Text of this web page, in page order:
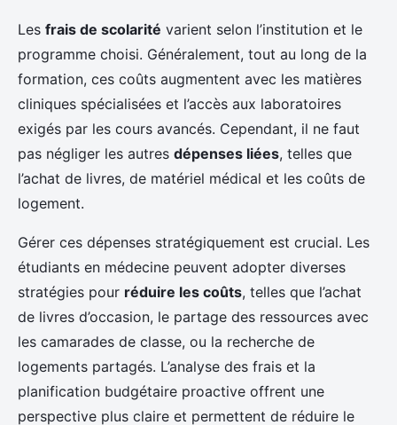
Les frais de scolarité varient selon l’institution et le
programme choisi. Généralement, tout au long de la
formation, ces coûts augmentent avec les matières
cliniques spécialisées et l’accès aux laboratoires
exigés par les cours avancés. Cependant, il ne faut
pas négliger les autres dépenses liées, telles que
l’achat de livres, de matériel médical et les coûts de
logement.
Gérer ces dépenses stratégiquement est crucial. Les
étudiants en médecine peuvent adopter diverses
stratégies pour réduire les coûts, telles que l’achat
de livres d’occasion, le partage des ressources avec
les camarades de classe, ou la recherche de
logements partagés. L’analyse des frais et la
planification budgétaire proactive offrent une
perspective plus claire et permettent de réduire le